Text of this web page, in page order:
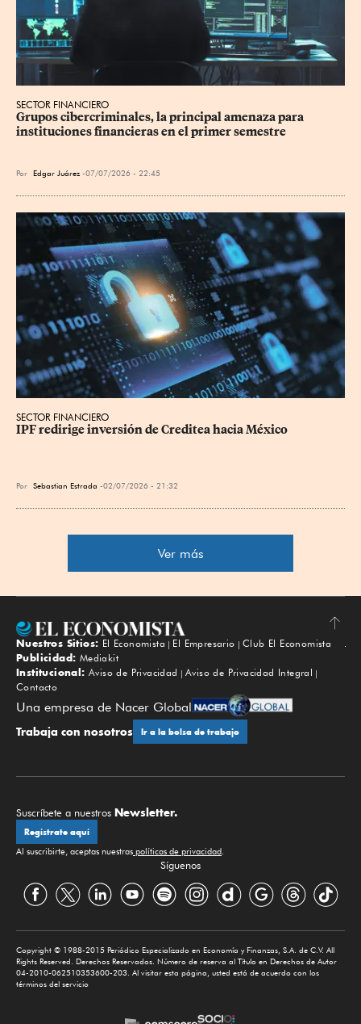
SECTOR FINANCIERO
Grupos cibercriminales, la principal amenaza para
instituciones financieras en el primer semestre
Por Edgar Juárez 07/07/2026 - 22:45
SECTOR FINANCIERO
IPF redirige inversión de Creditea hacia México
Por Sebastian Estrada 02/07/2026 - 21:32
Ver más
Subir
Nuestros Sitios: El Economista El Empresario
Club El Economista
Publicidad: Mediakit
Institucional: Aviso de Privacidad
Aviso de Privacidad Integral
Contacto
Una empresa de Nacer Global
Trabaja con nosotros Ir a la bolsa de trabajo
Suscríbete a nuestros Newsletter.
Regístrate aquí
Al suscribirte, aceptas nuestras políticas de privacidad.
Síguenos
Copyright © 1988-2015 Periódico Especializado en Economía y Finanzas, S.A. de C.V. All
Rights Reserved. Derechos Reservados. Número de reserva al Título en Derechos de Autor
04-2010-062510353600-203. Al visitar esta página, usted está de acuerdo con los
términos del servicio